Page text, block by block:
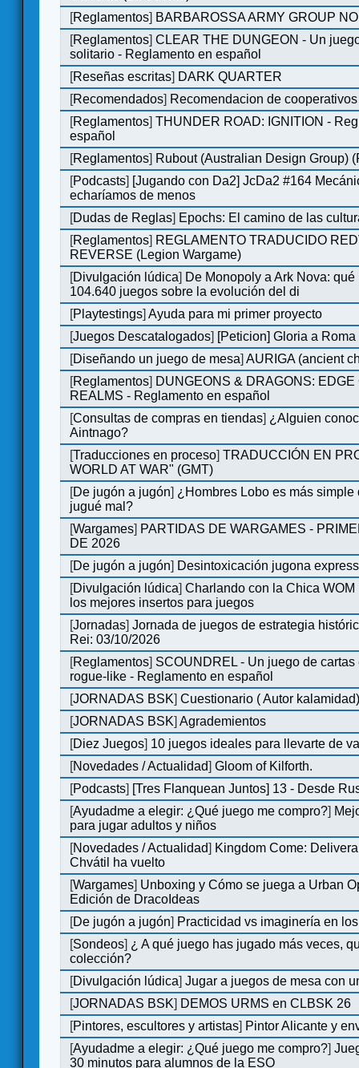
[Reglamentos] BARBAROSSA ARMY GROUP
[Reglamentos]CLEAR THE DUNGEON - Un
solitario - Reglamento en español
[Reseñas escritas] DARK QUARTER
[Recomendados] Recomendacion de
[Reglamentos]THUNDER ROAD: IGNITION -
español
[Reglamentos] Rubout (Australian Design Group)
[Podcasts] [Jugando con Da2] JcDa2 #164
echaríamos de menos
[Dudas de Reglas] Epochs: El camino de las
[Reglamentos] REGLAMENTO TRADUCIDO
REVERSE (Legion Wargame)
[Divulgación lúdica] De Monopoly a Ark Nova:
104.640 juegos sobre la evolución del di
[Playtestings]Ayuda para mi primer proyecto
[Juegos Descatalogados] [Peticion] Gloria a Roma
[Diseñando un juego de mesa]AURIGA (ancient
[Reglamentos] DUNGEONS & DRAGONS: EDGE
REALMS - Reglamento en español
[Consultas de compras en tiendas] ¿Alguien
Aintnago?
[Traducciones en proceso]TRADUCCIÓN EN
WORLD AT WAR" (GMT)
[De jugón a jugón] ¿Hombres Lobo es más simple
jugué mal?
[Wargames] PARTIDAS DE WARGAMES -
DE 2026
[De jugón a jugón] Desintoxicación jugona express
[Divulgación lúdica]Charlando con la Chica WOM
los mejores insertos para juegos
[Jornadas]Jornada de juegos de estrategia
Rei: 03/10/2026
[Reglamentos] SCOUNDREL - Un juego de cartas
rogue-like - Reglamento en español
[JORNADAS BSK]Cuestionario ( Autor
[JORNADAS BSK]Agrademientos
[Diez Juegos] 10 juegos ideales para llevarte de
[Novedades / Actualidad]Gloom of Kilforth.
[Podcasts] [Tres Flanquean Juntos] 13 - Desde
[Ayudadme a elegir: ¿Qué juego me compro?]
para jugar adultos y niños
[Novedades / Actualidad] Kingdom Come:
Chvátil ha vuelto
[Wargames] Unboxing y Cómo se juega a Urban
Edición de DracoIdeas
[De jugón a jugón] Practicidad vs imaginería en
[Sondeos] ¿ A qué juego has jugado más veces,
colección?
[Divulgación lúdica]Jugar a juegos de mesa con
[JORNADAS BSK] DEMOS URMS en CLBSK 26
[Pintores, escultores y artistas] Pintor Alicante y
[Ayudadme a elegir: ¿Qué juego me compro?]
30 minutos para alumnos de la ESO